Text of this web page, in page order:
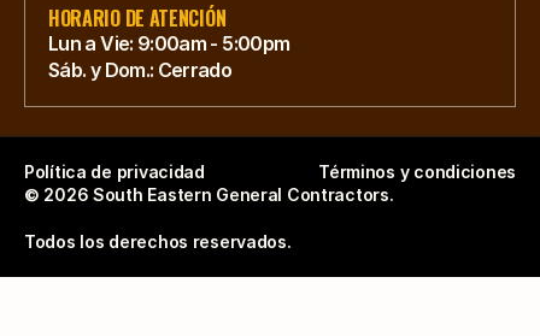
HORARIO DE ATENCIÓN
Lun a Vie: 9:00am - 5:00pm
Sáb. y Dom.: Cerrado
Política de privacidad
Términos y condiciones
© 2026 South Eastern General Contractors.
Todos los derechos reservados.